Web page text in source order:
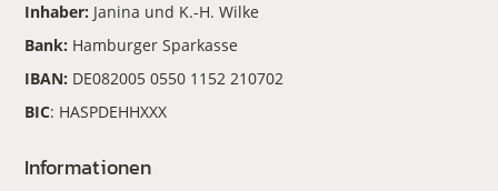
Inhaber: Janina und K.-H. Wilke
Bank: Hamburger Sparkasse
IBAN: DE082005 0550 1152 210702
BIC: HASPDEHHXXX
Informationen